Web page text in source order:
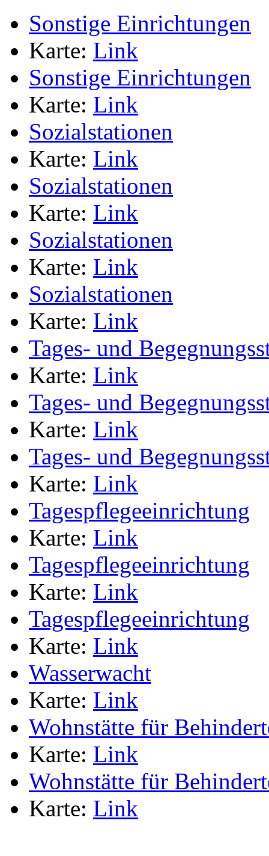
Sonstige Einrichtungen
Karte: Link
Sonstige Einrichtungen
Karte: Link
Sozialstationen
Karte: Link
Sozialstationen
Karte: Link
Sozialstationen
Karte: Link
Sozialstationen
Karte: Link
Tages- und
Karte: Link
Tages- und
Karte: Link
Tages- und
Karte: Link
Tagespflegeeinrichtung
Karte: Link
Tagespflegeeinrichtung
Karte: Link
Tagespflegeeinrichtung
Karte: Link
Wasserwacht
Karte: Link
Wohnstätte für
Karte: Link
Wohnstätte für
Karte: Link